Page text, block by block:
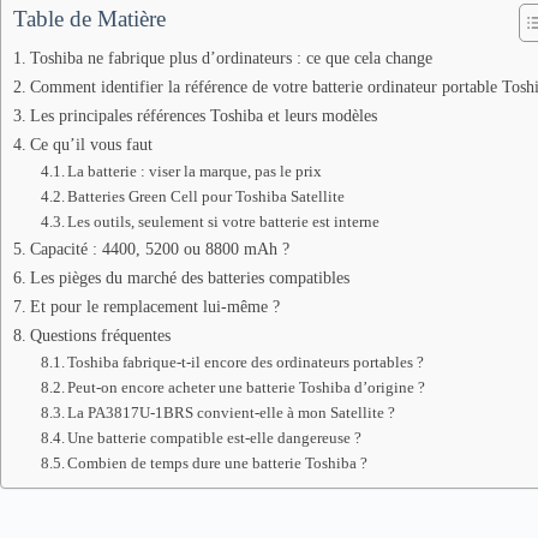
Table de Matière
Toshiba ne fabrique plus d’ordinateurs : ce que cela change
Comment identifier la référence de votre batterie ordinateur portable
Les principales références Toshiba et leurs modèles
Ce qu’il vous faut
La batterie : viser la marque, pas le prix
Batteries Green Cell pour Toshiba Satellite
Les outils, seulement si votre batterie est interne
Capacité : 4400, 5200 ou 8800 mAh ?
Les pièges du marché des batteries compatibles
Et pour le remplacement lui-même ?
Questions fréquentes
Toshiba fabrique-t-il encore des ordinateurs portables ?
Peut-on encore acheter une batterie Toshiba d’origine ?
La PA3817U-1BRS convient-elle à mon Satellite ?
Une batterie compatible est-elle dangereuse ?
Combien de temps dure une batterie Toshiba ?